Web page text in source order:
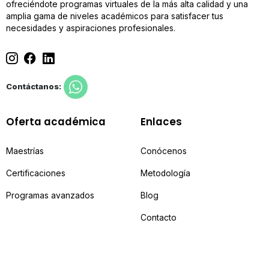
ofreciéndote programas virtuales de la más alta calidad y una
amplia gama de niveles académicos para satisfacer tus
necesidades y aspiraciones profesionales.
Contáctanos:
Oferta académica
Maestrías
Certificaciones
Programas avanzados
Enlaces
Conócenos
Metodología
Blog
Contacto